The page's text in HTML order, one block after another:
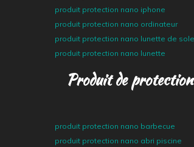
produit protection nano iphone
produit protection nano ordinateur
produit protection nano lunette de
produit protection nano lunette
Produit de
produit protection nano barbecue
produit protection nano abri piscine